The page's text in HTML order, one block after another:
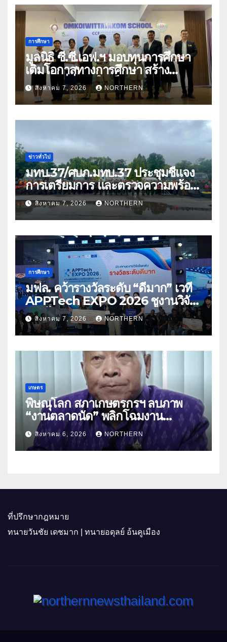
การศึกษา
มูลนิธิ ซี.ซี.เอฟ.ฯ มอบทุนการศึกษา
เติมโอกาสทางการศึกษา สร้าง
อนาคตที่มั่นคงให้เด็กและเยาวชน
ด้อยโอกาส
สิงหาคม 7, 2026 NORTHERN
ข่าวทั่วไป
มทบ.37/ศบภ.มทบ.37 ประชุมชี้แจง
การเตรียมการ และตรวจความพร้อม
ด้านการบรรเทาสาธารณภัย
สิงหาคม 7, 2026 NORTHERN
การศึกษา
มฟล. คว้ารางวัลระดับ “ดีมาก” เวที
APPTech EXPO 2026 ชูงานวิจัย
สมุนไพร ขับเคลื่อนนวัตกรรมสู่เชิง
พาณิชย์
สิงหาคม 7, 2026 NORTHERN
เกษตร
พิษณุโลก สภาเกษตรกรฯ ลบภาพ
“งานตลาดนัด” พลิกโฉมงาน
“เกษตรรุ่งเรืองเมืองสองแคว 69” มุ่ง
ประโยชน์เกษตรกร ดึงนวัตกรรม-จับ
คู่ธุรกิจดันสินค้าเกษตรสู่สากล (คลิป)
สิงหาคม 6, 2026 NORTHERN
ที่ปรึกษากฎหมาย
ทนายวันชัย เดชมาก | ทนายอดุลย์ อ้นคูเมือง